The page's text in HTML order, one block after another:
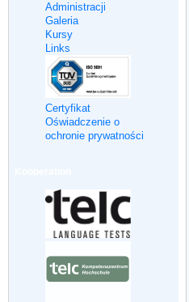
Administracji
Galeria
Kursy
Links
Certyfikat
Oświadczenie o
ochronie prywatności